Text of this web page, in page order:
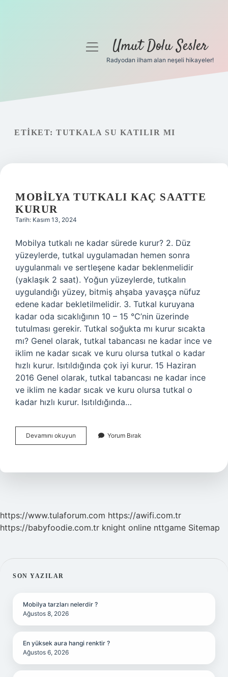
Gizlilik Politikası
menüyüUmut Dolu Sesler
Radyodan ilham alan neşeli hikayeler!
ETIKET: TUTKALA SU KATILIR MI
MOBILYA TUTKALI KAÇ SAATTE
KURUR
Tarih: Kasım 13, 2024
Mobilya tutkalı ne kadar sürede kurur? 2. Düz
yüzeylerde, tutkal uygulamadan hemen sonra
uygulanmalı ve sertleşene kadar beklenmelidir
(yaklaşık 2 saat). Yoğun yüzeylerde, tutkalın
uygulandığı yüzey, bitmiş ahşaba yavaşça nüfuz
edene kadar bekletilmelidir. 3. Tutkal kuruyana
kadar oda sıcaklığının 10 – 15 °C’nin üzerinde
tutulması gerekir. Tutkal soğukta mı kurur sıcakta
mı? Genel olarak, tutkal tabancası ne kadar ince ve
iklim ne kadar sıcak ve kuru olursa tutkal o kadar
hızlı kurur. Isıtıldığında çok iyi kurur. 15 Haziran
2016 Genel olarak, tutkal tabancası ne kadar ince
ve iklim ne kadar sıcak ve kuru olursa tutkal o
kadar hızlı kurur. Isıtıldığında…
Devamını okuyun
Tutkalı
Kurur
Yorum Bırak
https://www.tulaforum.com https://awifi.com.tr
https://babyfoodie.com.tr knight online nttgame Sitemap
SIDEBAR
SON YAZILAR
Mobilya tarzları nelerdir ?
Ağustos 8, 2026
En yüksek aura hangi renktir ?
Ağustos 6, 2026